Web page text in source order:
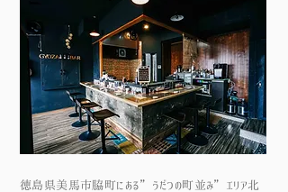
徳島県美馬市脇町にある”うだつの町並み”エリア北